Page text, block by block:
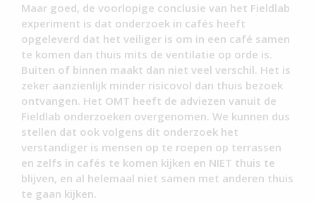
Maar goed, de voorlopige conclusie van het Fieldlab
experiment is dat onderzoek in cafés heeft
opgeleverd dat het veiliger is om in een café samen
te komen dan thuis mits de ventilatie op orde is.
Buiten of binnen maakt dan niet veel verschil. Het is
zeker aanzienlijk minder risicovol dan thuis bezoek
ontvangen. Het OMT heeft de adviezen vanuit de
Fieldlab onderzoeken overgenomen. We kunnen dus
stellen dat ook volgens dit onderzoek het
verstandiger is mensen op te roepen op terrassen
en zelfs in cafés te komen kijken en NIET thuis te
blijven, en al helemaal niet samen met anderen thuis
te gaan kijken.